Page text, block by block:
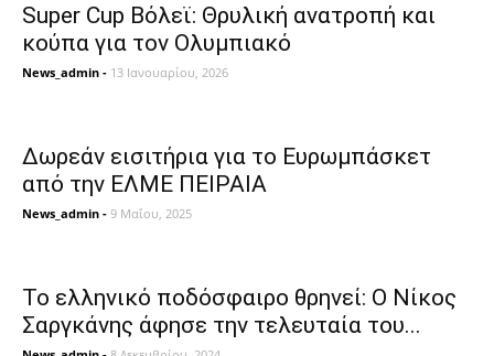
Super Cup Βόλεϊ: Θρυλική ανατροπή και
κούπα για τον Ολυμπιακό
News_admin - 13 Ιανουαρίου, 2026
Δωρεάν εισιτήρια για το Ευρωμπάσκετ
από την ΕΛΜΕ ΠΕΙΡΑΙΑ
News_admin - 9 Μαΐου, 2025
Το ελληνικό ποδόσφαιρο θρηνεί: Ο Νίκος
Σαργκάνης άφησε την τελευταία του...